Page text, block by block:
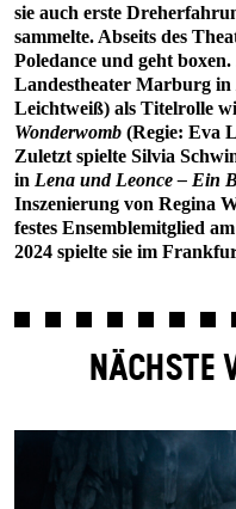
sie auch erste
sammelte. Abseits des
Poledance und geht boxen.
Landestheater Marburg in
Leichtweiß) als Titelrolle
Wonderwomb (Regie: Eva
Zuletzt spielte Silvia
in Lena und Leonce – Ein
Inszenierung von Regina
festes Ensemblemitglied
2024 spielte sie im
NÄCHSTE